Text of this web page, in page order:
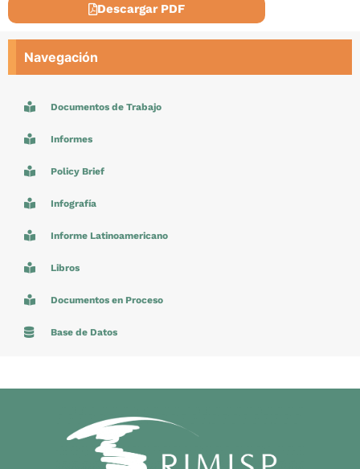
Descargar PDF
Navegación
Documentos de Trabajo
Informes
Policy Brief
Infografía
Informe Latinoamericano
Libros
Documentos en Proceso
Base de Datos